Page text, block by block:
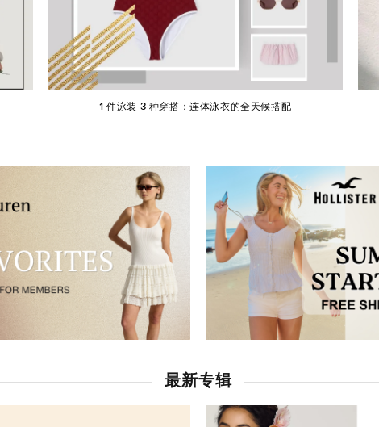
1 件泳装 3 种穿搭：连体泳衣的全天候搭配
最新专辑